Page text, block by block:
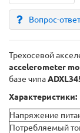
Вопрос-
Трехосевой
accelerometer
базе чипа
Характеристики:
Напряжение
Потребляемый